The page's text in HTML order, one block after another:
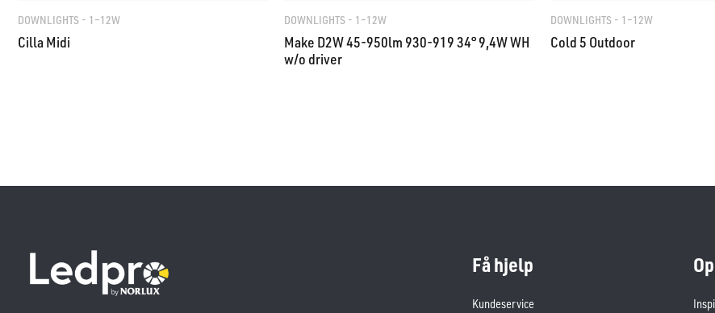
DOWNLIGHTS - 1–12W
Cilla Midi
DOWNLIGHTS - 1–12W
Make D2W 45-950lm 930-919 34° 9,4W WH
w/o driver
DOWNLIGHTS - 1–12W
Cold 5 Outdoor
Få hjelp
Kundeservice